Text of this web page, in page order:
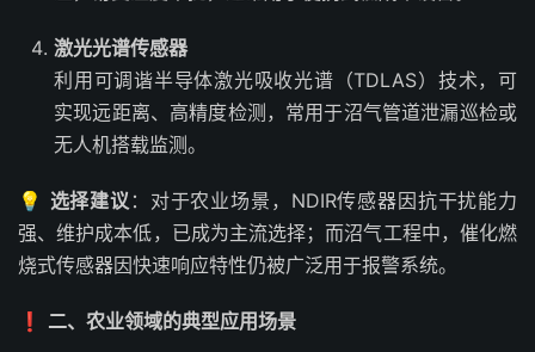
激光光谱传感器
利用可调谐半导体激光吸收光谱（TDLAS）技术，可
实现远距离、高精度检测，常用于沼气管道泄漏巡检或
无人机搭载监测。
💡 选择建议 ：对于农业场景，NDIR传感器因抗干扰能力
强、维护成本低，已成为主流选择；而沼气工程中，催化燃
烧式传感器因快速响应特性仍被广泛用于报警系统。
❗ 二、农业领域的典型应用场景